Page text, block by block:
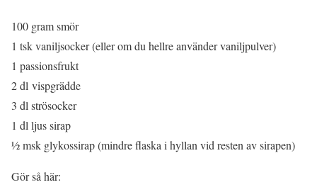
100 gram smör
1 tsk vaniljsocker (eller om du hellre använder vaniljpulver)
1 passionsfrukt
2 dl vispgrädde
3 dl strösocker
1 dl ljus sirap
½ msk glykossirap (mindre flaska i hyllan vid resten av sirapen)
Gör så här: